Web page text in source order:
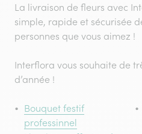
La livraison de fleurs avec
simple, rapide et sécurisée
personnes que vous aimez !
Interflora vous souhaite de
d’année !
Bouquet festif
professinnel